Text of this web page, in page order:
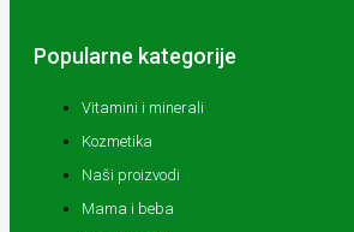
Popularne kategorije
Vitamini i minerali
Kozmetika
Naši proizvodi
Mama i beba